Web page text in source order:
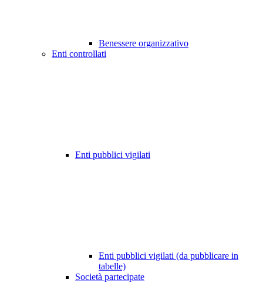
Benessere organizzativo
Enti controllati
Enti pubblici vigilati
Enti pubblici vigilati (da pubblicare in
tabelle)
Società partecipate